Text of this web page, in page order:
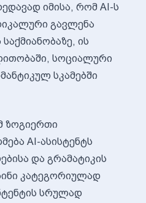
იმისა, რომ AI-ს
გავლენა
ის
სოციალური
სკამებში
ზოგიერთი
AI-ასისტენტს
და გრამატიკის
კატეგორიულად
სრულად